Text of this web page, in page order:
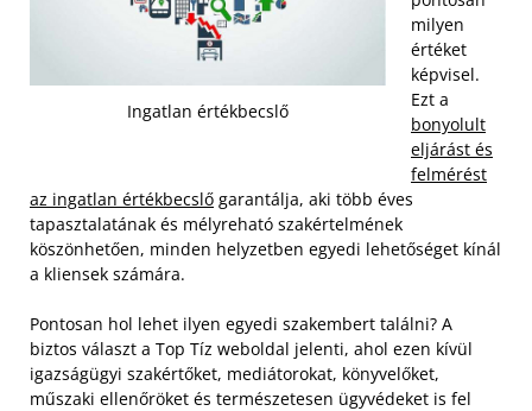
Ingatlan értékbecslő
milyen
értéket
képvisel.
Ezt a
bonyolult
eljárást és
felmérést
az ingatlan értékbecslő garantálja, aki több éves
tapasztalatának és mélyreható szakértelmének
köszönhetően, minden helyzetben egyedi lehetőséget kínál
a kliensek számára.
Pontosan hol lehet ilyen egyedi szakembert találni? A
biztos választ a Top Tíz weboldal jelenti, ahol ezen kívül
igazságügyi szakértőket, mediátorokat, könyvelőket,
műszaki ellenőröket és természetesen ügyvédeket is fel